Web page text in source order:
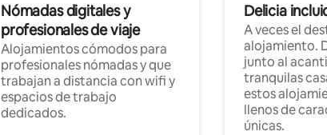
Nómadas digitales y
profesionales de viaje
Alojamientos cómodos para
profesionales nómadas y que
trabajan a distancia con wifi y
espacios de trabajo
dedicados.
Delicia
A veces el
alojamiento.
junto al
tranquilas
estos
llenos de
únicas.